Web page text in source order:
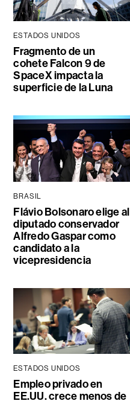
ESTADOS UNIDOS
Fragmento de un
cohete Falcon 9 de
SpaceX impacta la
superficie de la Luna
BRASIL
Flávio Bolsonaro elige al
diputado conservador
Alfredo Gaspar como
candidato a la
vicepresidencia
ESTADOS UNIDOS
Empleo privado en
EE.UU. crece menos de